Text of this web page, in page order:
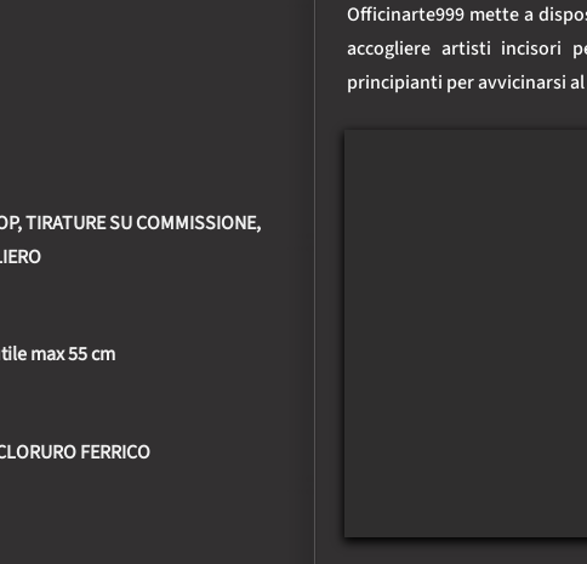
TIRATURE SU COMMISSIONE,
max 55 cm
FERRICO
Officinarte999 mette a
accogliere artisti incisori
principianti per avvicinarsi